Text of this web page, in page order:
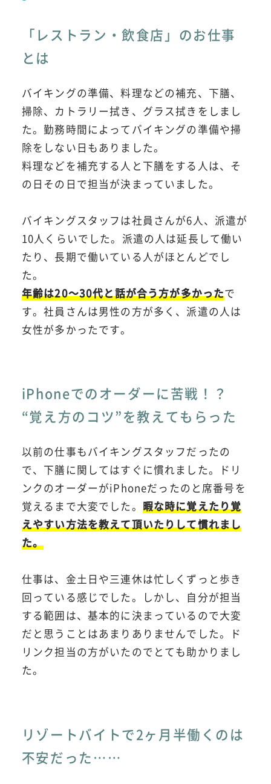
「レストラン・飲食店」のお仕事
とは
バイキングの準備、料理などの補充、下膳、
掃除、カトラリー拭き、グラス拭きをしまし
た。勤務時間によってバイキングの準備や掃
除をしない日もありました。
料理などを補充する人と下膳をする人は、そ
の日その日で担当が決まっていました。
バイキングスタッフは社員さんが6人、派遣が
10人くらいでした。派遣の人は延長して働い
たり、長期で働いている人がほとんどでし
た。
年齢は20～30代と話が合う方が多かったで
す。社員さんは男性の方が多く、派遣の人は
女性が多かったです。
iPhoneでのオーダーに苦戦！？
“覚え方のコツ”を教えてもらった
以前の仕事もバイキングスタッフだったの
で、下膳に関してはすぐに慣れました。ドリ
ンクのオーダーがiPhoneだったのと席番号を
覚えるまで大変でした。 暇な時に覚えたり覚
えやすい方法を教えて頂いたりして慣れまし
た。
仕事は、金土日や三連休は忙しくずっと歩き
回っている感じでした。しかし、自分が担当
する範囲は、基本的に決まっているので大変
だと思うことはあまりありませんでした。ド
リンク担当の方がいたのでとても助かりまし
た。
リゾートバイトで2ヶ月半働くのは
不安だった……